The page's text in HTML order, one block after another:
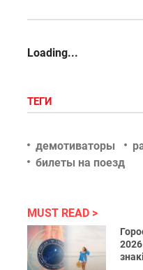
Loading...
ТЕГИ
демотиваторы
билеты на поезд
MUST READ